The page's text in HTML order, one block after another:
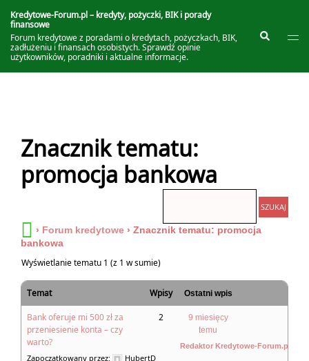
do
treści
Kredytowe-Forum.pl – kredyty, pożyczki, BIK i porady
finansowe
Forum kredytowe z poradami o kredytach, pożyczkach, BIK,
zadłużeniu i finansach osobistych. Sprawdź opinie
użytkowników, poradniki i aktualne informacje.
Szukaj
Znacznik tematu:
promocja bankowa
› Forum kredytowe › Znacznik tematu: promocja
bankowa
Wyświetlanie tematu 1 (z 1 w sumie)
Temat Wpisy Ostatni wpis
Bank oferuje mi 500 zł za
przeniesienie konta – czy
warto?
Zapoczątkowany przez:
HubertD
2
9 miesięcy
temu
Redaktor Kredytowe-Forum.pl